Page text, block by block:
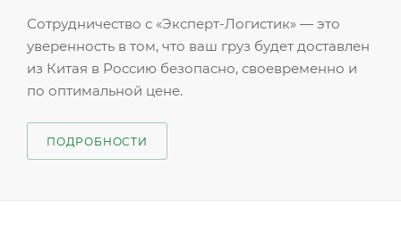
Сотрудничество с «Эксперт-Логистик» — это
уверенность в том, что ваш груз будет доставлен
из Китая в Россию безопасно, своевременно и
по оптимальной цене.
ПОДРОБНОСТИ